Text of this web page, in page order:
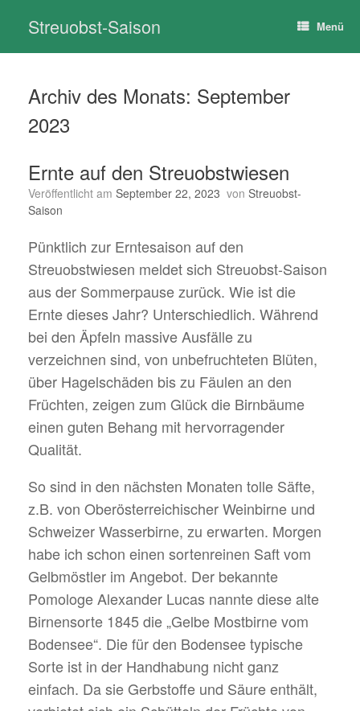
springenStreuobst-Saison Menü
Archiv des Monats: September
2023
Ernte auf den Streuobstwiesen
Veröffentlicht am September 22, 2023 von Streuobst-
Saison
Pünktlich zur Erntesaison auf den
Streuobstwiesen meldet sich Streuobst-Saison
aus der Sommerpause zurück. Wie ist die
Ernte dieses Jahr? Unterschiedlich. Während
bei den Äpfeln massive Ausfälle zu
verzeichnen sind, von unbefruchteten Blüten,
über Hagelschäden bis zu Fäulen an den
Früchten, zeigen zum Glück die Birnbäume
einen guten Behang mit hervorragender
Qualität.
So sind in den nächsten Monaten tolle Säfte,
z.B. von Oberösterreichischer Weinbirne und
Schweizer Wasserbirne, zu erwarten. Morgen
habe ich schon einen sortenreinen Saft vom
Gelbmöstler im Angebot. Der bekannte
Pomologe Alexander Lucas nannte diese alte
Birnensorte 1845 die „Gelbe Mostbirne vom
Bodensee“. Die für den Bodensee typische
Sorte ist in der Handhabung nicht ganz
einfach. Da sie Gerbstoffe und Säure enthält,